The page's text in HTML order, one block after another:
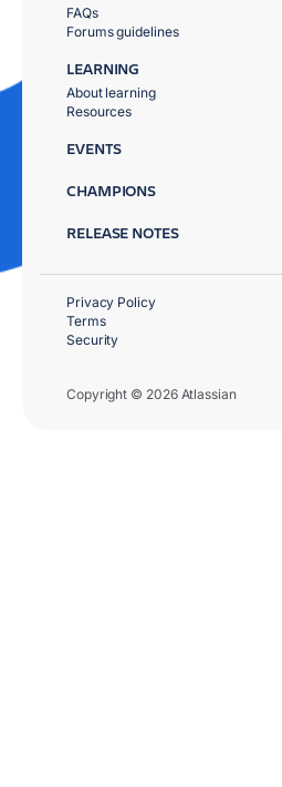
FAQs
Forums guidelines
LEARNING
About learning
Resources
EVENTS
CHAMPIONS
RELEASE NOTES
Copyright © 2026 Atlassian
Privacy Policy
Terms
Security